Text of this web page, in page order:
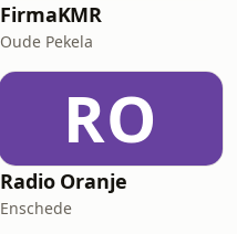
FirmaKMR
Oude Pekela
RO
Radio Oranje
Enschede